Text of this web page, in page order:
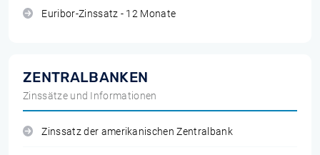
Euribor-Zinssatz - 12 Monate
ZENTRALBANKEN
Zinssätze und Informationen
Zinssatz der amerikanischen Zentralbank